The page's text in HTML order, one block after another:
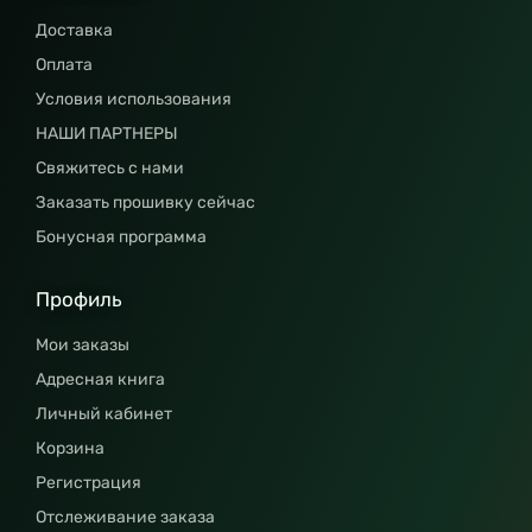
Доставка
Оплата
Условия использования
НАШИ ПАРТНЕРЫ
Свяжитесь с нами
Заказать прошивку сейчас
Бонусная программа
Профиль
Мои заказы
Адресная книга
Личный кабинет
Корзина
Регистрация
Отслеживание заказа